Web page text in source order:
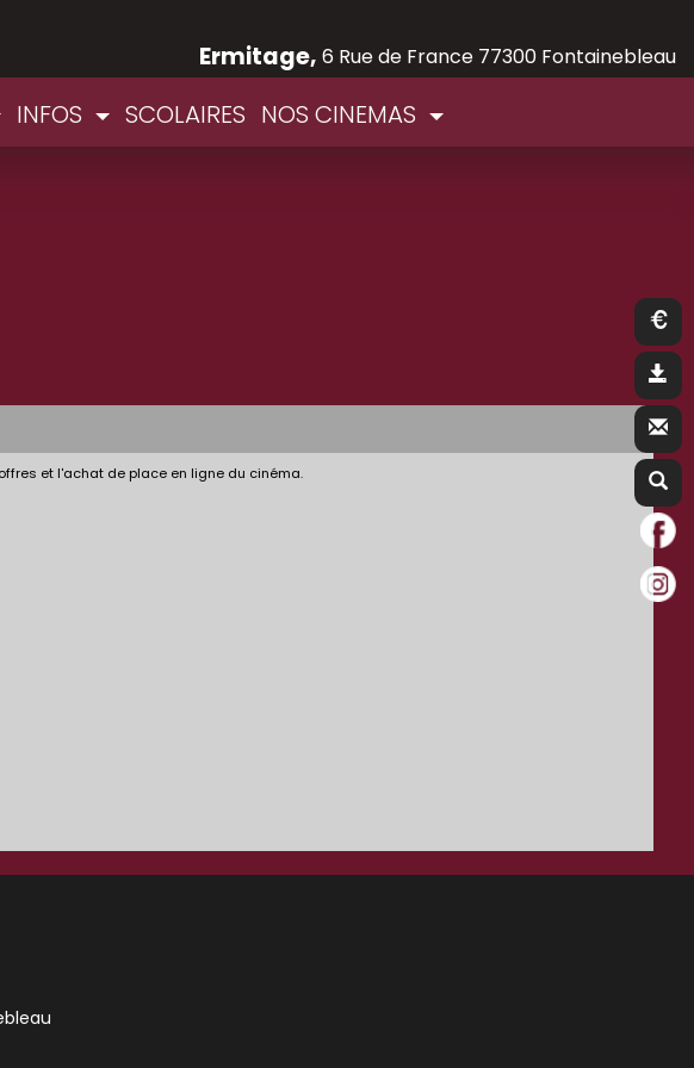
Ermitage, 6 Rue de France 77300 Fontainebleau
INFOS SCOLAIRES NOS CINEMAS
et l'achat de place en ligne du cinéma.